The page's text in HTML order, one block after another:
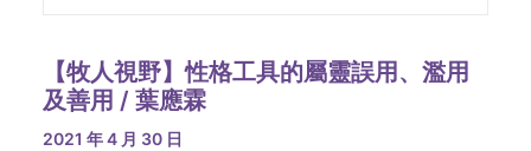
【牧人視野】性格工具的屬靈誤用、濫用
及善用 / 葉應霖
2021 年 4 月 30 日